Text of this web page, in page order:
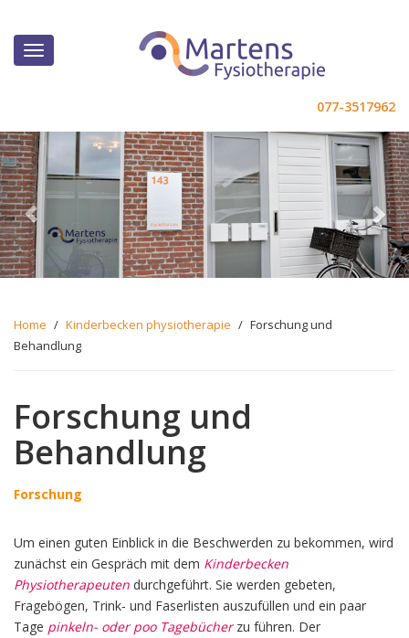
077-3517962
Previous
Home / Kinderbecken physiotherapie / Forschung und
Behandlung
Forschung und
Behandlung
Forschung
Um einen guten Einblick in die Beschwerden zu bekommen, wird
zunächst ein Gespräch mit dem Kinderbecken
Physiotherapeuten durchgeführt. Sie werden gebeten,
Fragebögen, Trink- und Faserlisten auszufüllen und ein paar
Tage pinkeln- oder poo Tagebücherzu führen. Der